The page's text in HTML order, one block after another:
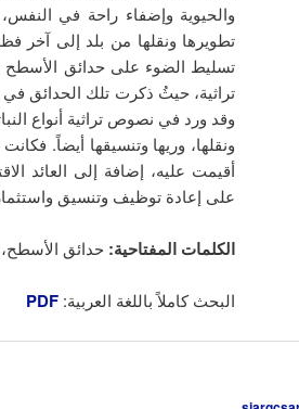
والحيوية وإضفاء راحة في
تطويرها ونقلها من بلد إلى آخر
تسليط الضوء على حدائق
وقد ورد في نصوص تراثية أنواع
ونقلها، وريها وتنسيقها أيضاً.
أقيمت عليه، إضافة إلى العائد
على إعادة توظيف وتنسيق
الكلمات المفتاحية: حدائق الأسطح،
البحث كاملاً باللغة العربية: PDF